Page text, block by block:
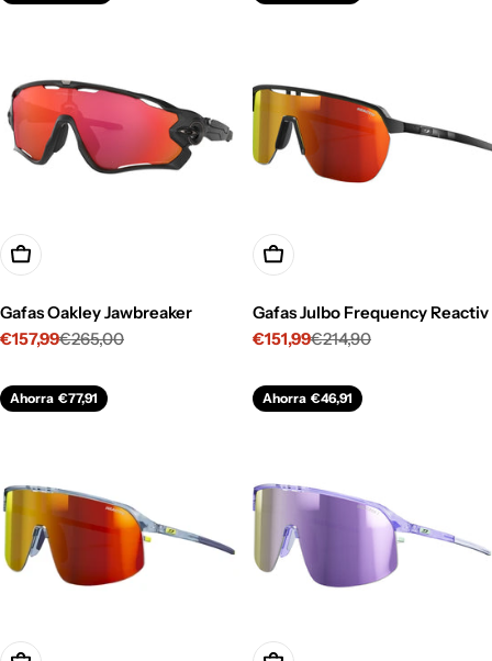
Opciones
Gafas Oakley Jawbreaker
Precio
venta
€157,99
Precio €265,00
Opciones
Gafas Julbo Frequency Reactiv
Precio
venta
€151,99
Precio €214,90
Ahorra €77,91 Ahorra €46,91